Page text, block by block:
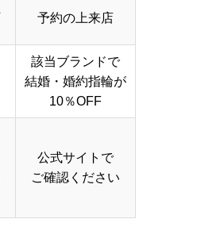
予約の上来店
該当ブランドで
結婚・婚約指輪が
10％OFF
公式サイトで
ご確認ください